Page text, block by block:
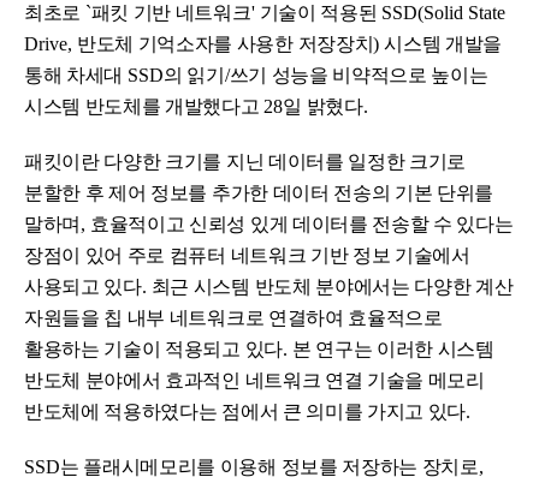
최초로 `패킷 기반 네트워크' 기술이 적용된 SSD(Solid State
Drive, 반도체 기억소자를 사용한 저장장치)시스템 개발을
통해 차세대 SSD의 읽기 /쓰기 성능을 비약적으로 높이는
시스템 반도체를 개발했다고 28일 밝혔다.
패킷이란 다양한 크기를 지닌 데이터를 일정한 크기로
분할한 후 제어 정보를 추가한 데이터 전송의 기본 단위를
말하며 , 효율적이고 신뢰성 있게 데이터를 전송할 수 있다는
장점이 있어 주로 컴퓨터 네트워크 기반 정보 기술에서
사용되고 있다. 최근 시스템 반도체 분야에서는 다양한 계산
자원들을 칩 내부 네트워크로 연결하여 효율적으로
활용하는 기술이 적용되고 있다. 본 연구는 이러한 시스템
반도체 분야에서 효과적인 네트워크 연결 기술을 메모리
반도체에 적용하였다는 점에서 큰 의미를 가지고 있다.
SSD는 플래시메모리를 이용해 정보를 저장하는 장치로,